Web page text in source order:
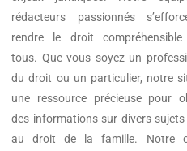
rédacteurs passionnés
rendre le droit
tous. Que vous soyez un
du droit ou un particulier, notre
une ressource précieuse pour
des informations sur divers
au droit de la famille. Notre